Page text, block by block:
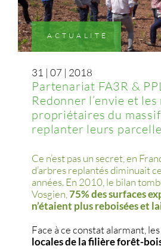
ACTUALITÉ
31 | 07 | 2018
Partenariat FA3R &
Redonner l’envie et
propriétaires du
replanter leurs
Ce n’est pas un secret, en
d’arbres replantés diminuait
années. En 2010, le bilan
Vosgien,75% des surfaces
n’étaient plus reboisées et
Face à ce constat alarmant,
locales de la filière forêt-